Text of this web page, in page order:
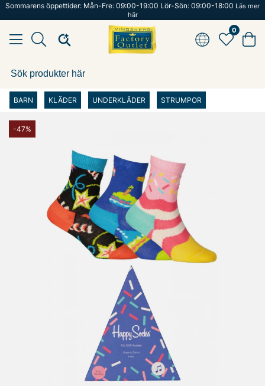
Sommarens öppettider: Mån-Fre: 09:00-19:00 Lör-Sön: 09:00-18:00 Läs mer
här
0
BARN KLÄDER UNDERKLÄDER STRUMPOR
-47%